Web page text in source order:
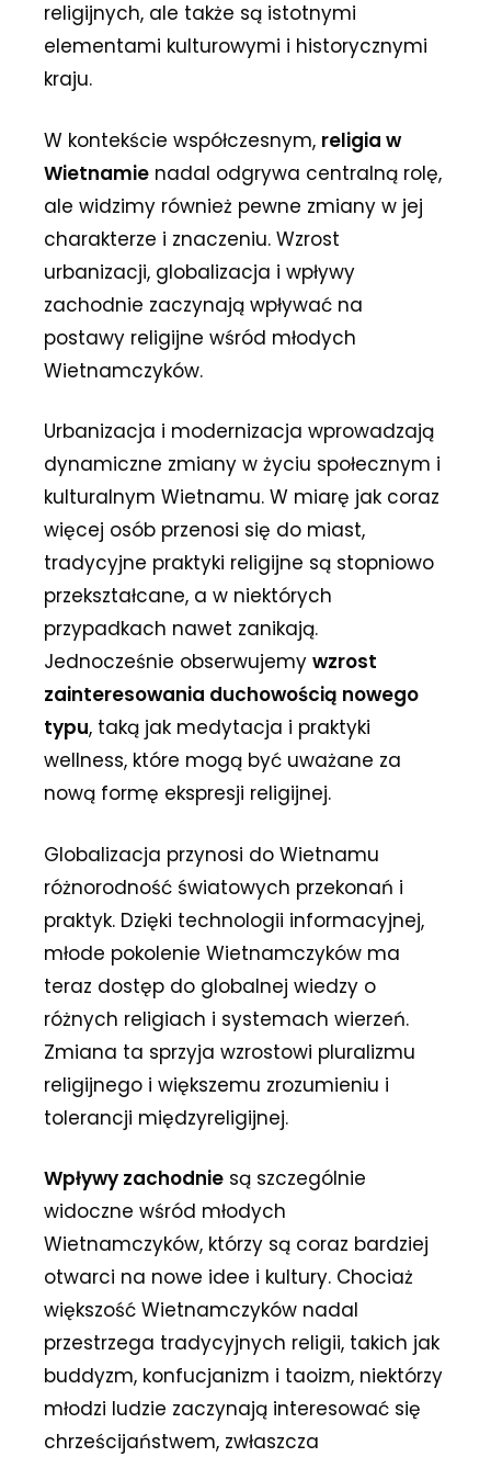
religijnych, ale także są istotnymi
elementami kulturowymi i historycznymi
kraju.
W kontekście współczesnym, religia w
Wietnamie nadal odgrywa centralną rolę,
ale widzimy również pewne zmiany w jej
charakterze i znaczeniu. Wzrost
urbanizacji, globalizacja i wpływy
zachodnie zaczynają wpływać na
postawy religijne wśród młodych
Wietnamczyków.
Urbanizacja i modernizacja wprowadzają
dynamiczne zmiany w życiu społecznym i
kulturalnym Wietnamu. W miarę jak coraz
więcej osób przenosi się do miast,
tradycyjne praktyki religijne są stopniowo
przekształcane, a w niektórych
przypadkach nawet zanikają.
Jednocześnie obserwujemy wzrost
zainteresowania duchowością nowego
typu, taką jak medytacja i praktyki
wellness, które mogą być uważane za
nową formę ekspresji religijnej.
Globalizacja przynosi do Wietnamu
różnorodność światowych przekonań i
praktyk. Dzięki technologii informacyjnej,
młode pokolenie Wietnamczyków ma
teraz dostęp do globalnej wiedzy o
różnych religiach i systemach wierzeń.
Zmiana ta sprzyja wzrostowi pluralizmu
religijnego i większemu zrozumieniu i
tolerancji międzyreligijnej.
Wpływy zachodnie są szczególnie
widoczne wśród młodych
Wietnamczyków, którzy są coraz bardziej
otwarci na nowe idee i kultury. Chociaż
większość Wietnamczyków nadal
przestrzega tradycyjnych religii, takich jak
buddyzm, konfucjanizm i taoizm, niektórzy
młodzi ludzie zaczynają interesować się
chrześcijaństwem, zwłaszcza